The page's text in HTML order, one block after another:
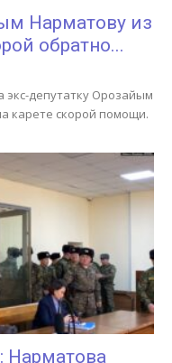
Нарматову из
обратно...
депутатку Орозайым
карете скорой помощи.
Нарматова